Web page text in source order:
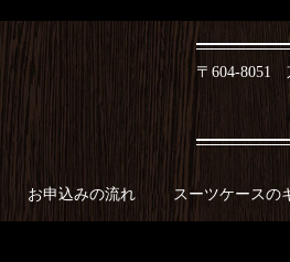
〒604-8051
お申込みの流れ スーツケースの